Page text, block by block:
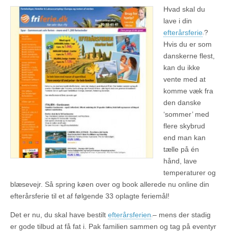
Hvad skal du
lave i din
efterårsferie?
Hvis du er som
danskerne flest,
kan du ikke
vente med at
komme væk fra
den danske
‘sommer’ med
flere skybrud
end man kan
tælle på én
hånd, lave
temperaturer og
blæsevejr. Så spring køen over og book allerede nu online din
efterårsferie til et af følgende 33 oplagte feriemål!
Det er nu, du skal have bestilt efterårsferien – mens der stadig
er gode tilbud at få fat i. Pak familien sammen og tag på eventyr